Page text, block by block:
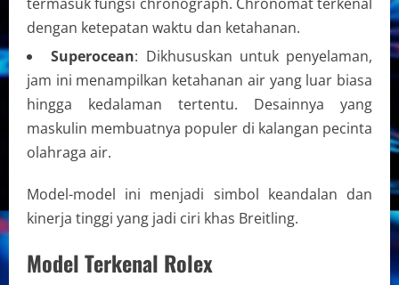
dengan ketepatan waktu dan ketahanan.
Superocean: Dikhususkan untuk penyelaman,
jam ini menampilkan ketahanan air yang luar biasa
hingga kedalaman tertentu. Desainnya yang
maskulin membuatnya populer di kalangan pecinta
olahraga air.
Model-model ini menjadi simbol keandalan dan
kinerja tinggi yang jadi ciri khas Breitling.
Model Terkenal Rolex